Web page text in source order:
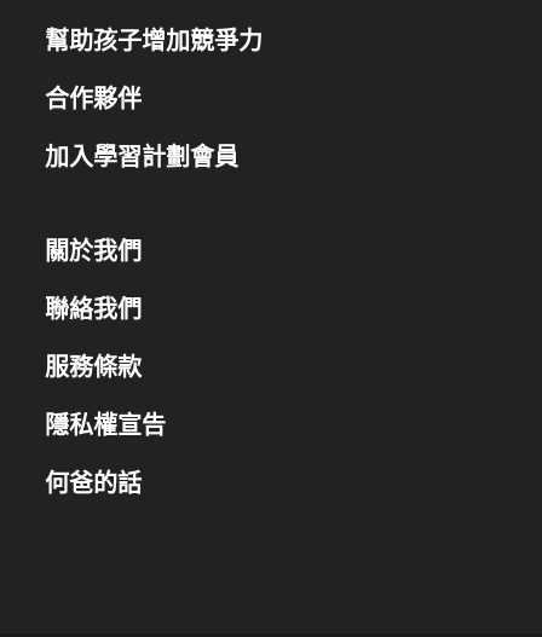
幫助孩子增加競爭力
合作夥伴
加入學習計劃會員
關於我們
聯絡我們
服務條款
隱私權宣告
何爸的話